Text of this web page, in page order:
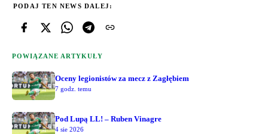
PODAJ TEN NEWS DALEJ:
POWIĄZANE ARTYKUŁY
Oceny legionistów za mecz z Zagłębiem
7 godz. temu
Pod Lupą LL! – Ruben Vinagre
4 sie 2026